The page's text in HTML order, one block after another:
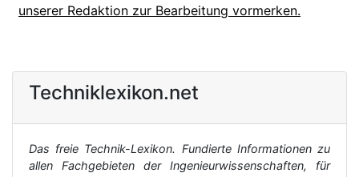
unserer Redaktion zur Bearbeitung vormerken.
Techniklexikon.net
Das freie Technik-Lexikon. Fundierte Informationen zu
allen Fachgebieten der Ingenieurwissenschaften, für